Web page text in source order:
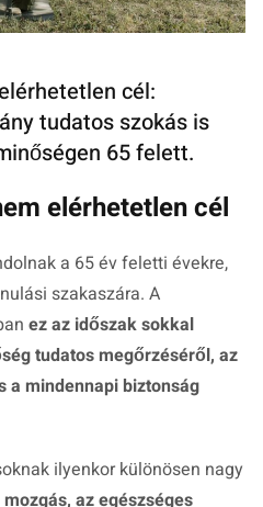
cél:
tudatos szokás is
65 felett.
elérhetetlen cél
a 65 év feletti évekre,
szakaszára. A
ez az időszak sokkal
tudatos megőrzéséről, az
a mindennapi biztonság
ilyenkor különösen nagy
az egészséges